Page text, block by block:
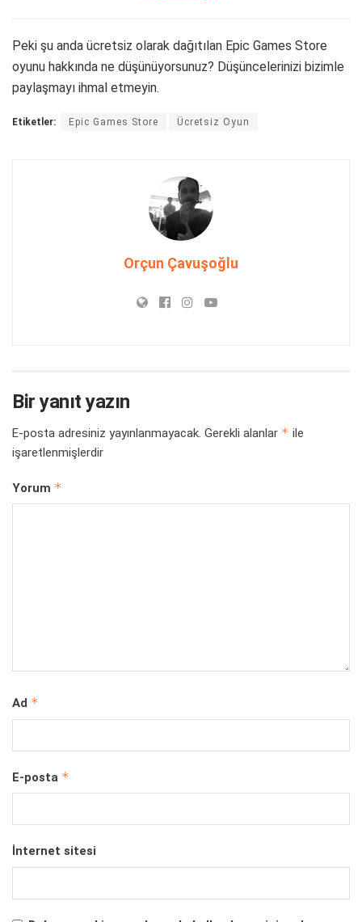
Peki şu anda ücretsiz olarak dağıtılan Epic Games Store
oyunu hakkında ne düşünüyorsunuz? Düşüncelerinizi bizimle
paylaşmayı ihmal etmeyin.
Etiketler: Epic Games Store Ücretsiz Oyun
Orçun Çavuşoğlu
Bir yanıt yazın
E-posta adresiniz yayınlanmayacak. Gerekli alanlar * ile
işaretlenmişlerdir
Yorum *
Ad *
E-posta *
İnternet sitesi